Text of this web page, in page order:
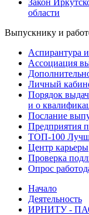
Закон
области
Выпускнику и
Аспирантура
Ассоциация
Личный
Порядок
и о
Послание
Предприятия
ТОП-100
Центр карьеры
Проверка
Опрос
Начало
Деятельность
ИРНИТУ -